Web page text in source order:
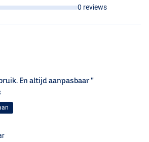
0 reviews
En altijd aanpasbaar "